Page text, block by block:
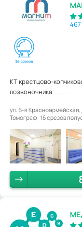
КТ крестцово-
позвоночника
ул. 6-я Красноармейская,
Томограф: 16 срезов